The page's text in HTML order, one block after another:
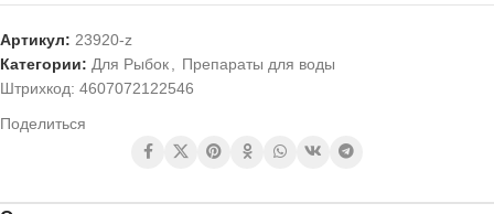
Артикул: 23920-z
Категории: Для Рыбок
Препараты для воды
Штрихкод: 4607072122546
Поделиться